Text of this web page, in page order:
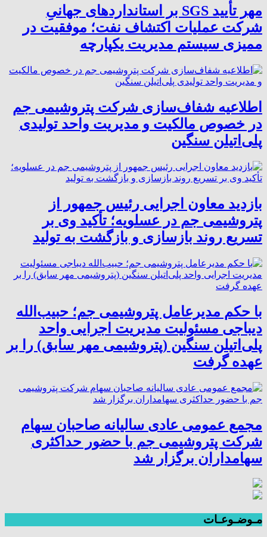
مهر تأیید SGS بر استانداردهای جهانیِ
شرکت عملیات اکتشاف نفت؛ موفقیت در
ممیزی سیستم مدیریت یکپارچه
اطلاعیه شفاف‌سازی شرکت پتروشیمی جم
در خصوص مالکیت و مدیریت واحد تولیدی
پلی‌اتیلن سنگین
بازدید معاون اجرایی رئیس جمهور از
پتروشیمی جم در عسلویه؛ تأکید وی بر
تسریع روند بازسازی و بازگشت به تولید
با حکم مدیرعامل پتروشیمی جم؛ حبیب‌الله
دیباجی مسئولیت مدیریت اجرایی واحد
پلی‌اتیلن سنگین (پتروشیمی مهر سابق) را بر
عهده گرفت
مجمع عمومی عادی سالیانه صاحبان سهام
شرکت پتروشیمی جم با حضور حداکثری
سهامداران برگزار شد
مـوضـوعـات